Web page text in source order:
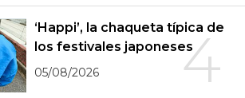
4
‘Happi’, la chaqueta típica de
los festivales japoneses
05/08/2026